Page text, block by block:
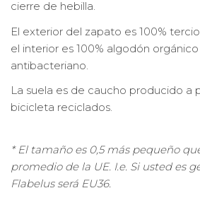
cierre de hebilla.
El exterior del zapato es 100%
el interior es 100% algodón
antibacteriano.
La suela es de caucho producido a
bicicleta reciclados.
* El tamaño es 0,5 más pequeño
promedio de la UE. I.e. Si usted es
Flabelus será EU36.